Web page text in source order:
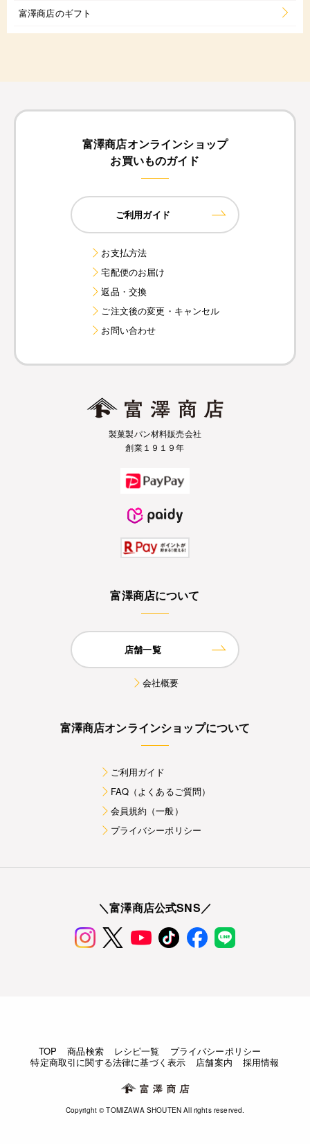
富澤商店のギフト
富澤商店オンラインショップ
お買いものガイド
ご利用ガイド
お支払方法
宅配便のお届け
返品・交換
ご注文後の変更・キャンセル
お問い合わせ
製菓製パン材料販売会社
創業１９１９年
富澤商店について
店舗一覧
会社概要
富澤商店オンラインショップについて
ご利用ガイド
FAQ（よくあるご質問）
会員規約（一般）
プライバシーポリシー
＼富澤商店公式SNS／
TOP 商品検索 レシピ一覧
プライバシーポリシー
特定商取引に関する法律に基づく表示
店舗案内 採用情報
Copyright © TOMIZAWA SHOUTEN All rights reserved.